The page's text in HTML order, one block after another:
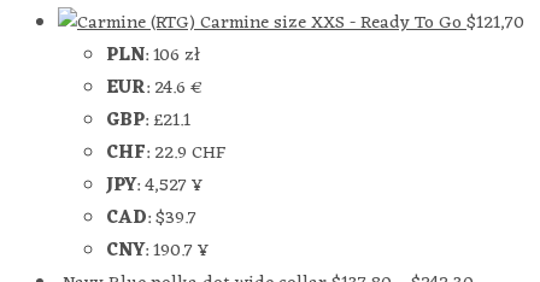
Carmine size XXS - Ready To Go$121,70
PLN:106 zł
EUR:24.6 €
GBP:£21.1
CHF:22.9 CHF
JPY:4,527 ¥
CAD:$39.7
CNY:190.7 ¥